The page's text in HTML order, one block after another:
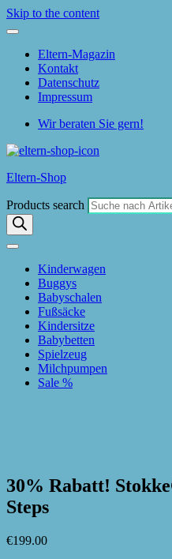
Skip to the content
Eltern-Magazin
Kontakt
Datenschutz
Impressum
Wir beraten Sie gern!
Eltern-Shop
Products search
Kinderwagen
Buggys
Babyschalen
Fußsäcke
Kindersitze
Babybetten
Spielzeug
Milchpumpen
Sale %
30% Rabatt!
Steps
€199.00